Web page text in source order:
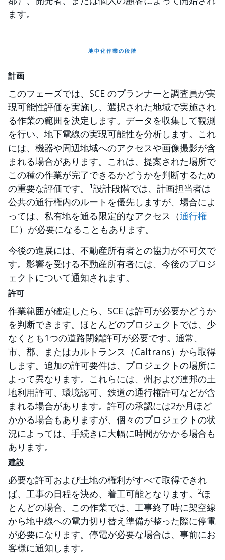
ます。
地中化作業の段階
計画
このフェーズでは、SCE のプランナーと調査員が実
現可能性評価を実施し、選択された地域で実施され
る作業の範囲を決定します。データを収集して観測
を行い、地下電線の実現可能性を分析します。これ
には、機器や周辺地域へのアクセスや画像撮影が含
まれる場合があります。これは、提案された場所で
この種の作業が完了できるかどうかを判断するため
の重要な評価です。
1設計段階では、計画担当者は
公共の通行権内のルートを優先しますが、場合によ
っては、私有地を通る限定的なアクセス（通行権
）が必要になることもあります。
今後の進展には、不動産所有者との協力が不可欠で
す。影響を受ける不動産所有者には、今後のプロジ
ェクトについて通知されます。
許可
作業範囲が確定したら、SCE は許可が必要かどうか
を判断できます。ほとんどのプロジェクトでは、少
なくとも1つの道路閉鎖許可が必要です。通常、
市、郡、またはカルトランス（Caltrans）から取得
します。追加の許可要件は、プロジェクトの場所に
よって異なります。これらには、州および連邦の土
地利用許可、環境認可、鉄道の通行権許可などが含
まれる場合があります。許可の承認には2か月ほど
かかる場合もありますが、個々のプロジェクトの状
況によっては、手続きに大幅に時間がかかる場合も
あります。
建設
必要な許可および土地の権利がすべて取得できれ
ば、工事の日程を決め、着工可能となります。
2ほ
とんどの場合、この作業では、工事終了時に架空線
から地中線への電力切り替え準備が整った際に停電
が必要になります。停電が必要な場合は、事前にお
客様に通知します。